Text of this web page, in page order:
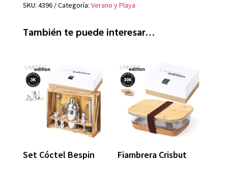
SKU: 4396 Categoría: Verano y Playa
También te puede interesar…
Set Cóctel Bespin Fiambrera Crisbut